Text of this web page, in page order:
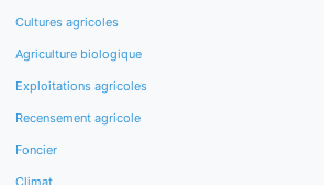
Cultures agricoles
Agriculture biologique
Exploitations agricoles
Recensement agricole
Foncier
Climat